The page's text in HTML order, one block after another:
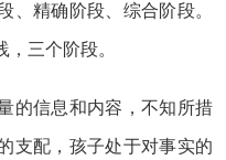
、精确阶段、综合阶段。
三个阶段。
的信息和内容，不知所措
支配，孩子处于对事实的